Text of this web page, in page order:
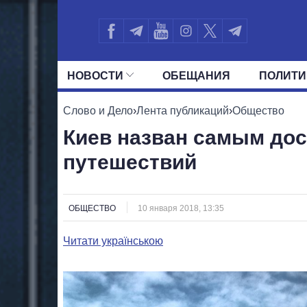
НОВОСТИ ОБЕЩАНИЯ
ВСЕ ПОЛИТИКИ ПРЕЗИДЕНТ И
Слово и Дело›Лента публикаций›Общество
Киев назван самым
путешествий
ОБЩЕСТВО 10 января 2018, 13:35
Читати українською